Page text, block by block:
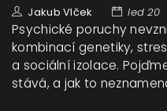
Jakub Vlček led 20
Psychické poruchy
kombinací genetiky,
a sociální izolace.
stává, a jak to